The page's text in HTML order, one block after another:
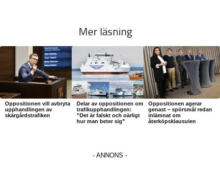
Mer läsning
Oppositionen vill avbryta
upphandlingen av
skärgårdstrafiken
Delar av oppositionen om
trafikupphandlingen:
”Det är falskt och oärligt
hur man beter sig”
Oppositionen agerar
genast – spörsmål redan
inlämnat om
återköpsklausulen